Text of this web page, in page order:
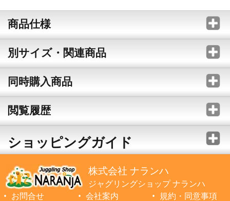
商品仕様
別サイズ・関連商品
同時購入商品
閲覧履歴
ショッピングガイド
株式会社 ナランハ
ジャグリングショップ ナランハ
お問合せ
会社案内 規約・同意事項